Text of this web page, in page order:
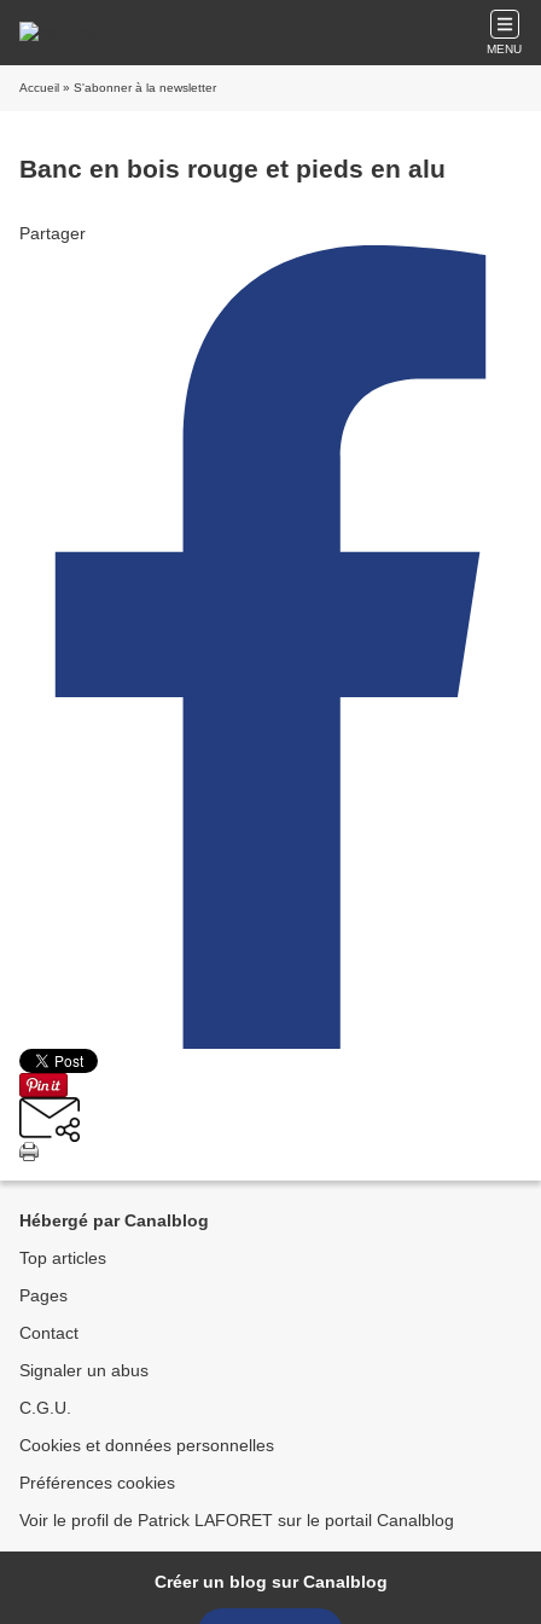
MENU
Accueil » S'abonner à la newsletter
Banc en bois rouge et pieds en alu
Partager
Hébergé par Canalblog
Top articles
Pages
Contact
Signaler un abus
C.G.U.
Cookies et données personnelles
Préférences cookies
Voir le profil de Patrick LAFORET sur le portail Canalblog
Créer un blog sur Canalblog